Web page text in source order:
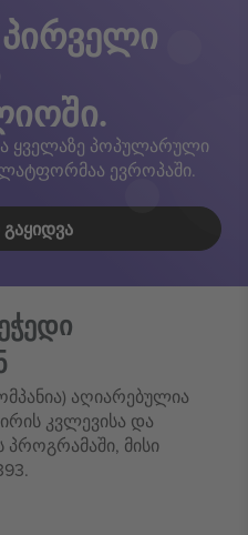
ყველაზე პოპულარული
ევროპაში.
აღიარებულია
კვლევისა და
პროგრამაში, მისი